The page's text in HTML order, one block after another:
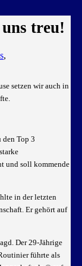
treu!
,
setzen wir auch in
den Top 3
und soll kommende
in der letzten
Er gehört auf
Der 29-Jährige
führte als